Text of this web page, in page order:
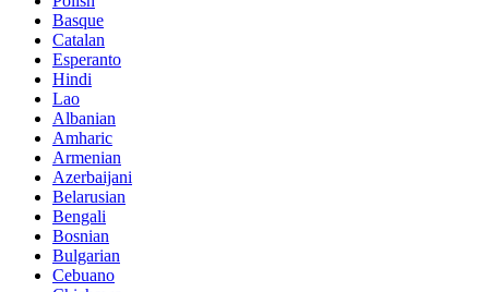
Basque
Catalan
Esperanto
Hindi
Lao
Albanian
Amharic
Armenian
Azerbaijani
Belarusian
Bengali
Bosnian
Bulgarian
Cebuano